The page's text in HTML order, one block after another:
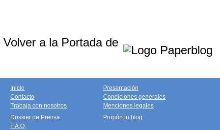
Volver a la Portada de
Inicio
Contacto
Trabaja con nosotros
Presentación
Condiciones generales
Menciones legales
Dossier de Prensa
F.A.Q.
Propón tu blog